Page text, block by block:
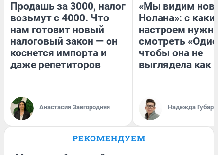
Продашь за 3000, налог
возьмут с 4000. Что
нам готовит новый
налоговый закон — он
коснется импорта и
даже репетиторов
Анастасия Завгородняя
«Мы видим
Нолана»: с
настроем
смотреть
чтобы она не
выглядела как
Надежда Губарь
РЕКОМЕНДУЕМ